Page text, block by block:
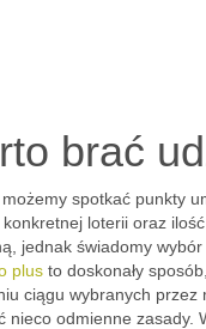
brać
spotkać punkty
loterii oraz
jednak świadomy
plus to doskonały
ciągu wybranych
odmienne zasady.